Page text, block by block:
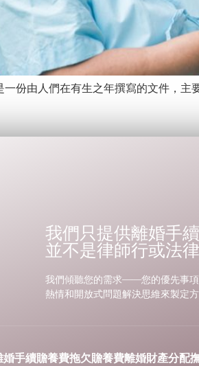
一份由人們在有生之年撰寫的文件，
我們只提供離婚手
並不是律師行或法律
我們傾聽您的需求——您的優先事項
熱情和開放式問題解決思維來製定
婚手續贍養費拖欠贍養費離婚財產分配